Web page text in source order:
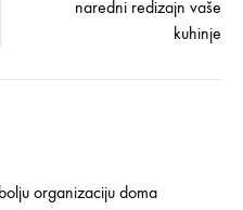
naredni redizajn vaše
kuhinje
organizaciju doma